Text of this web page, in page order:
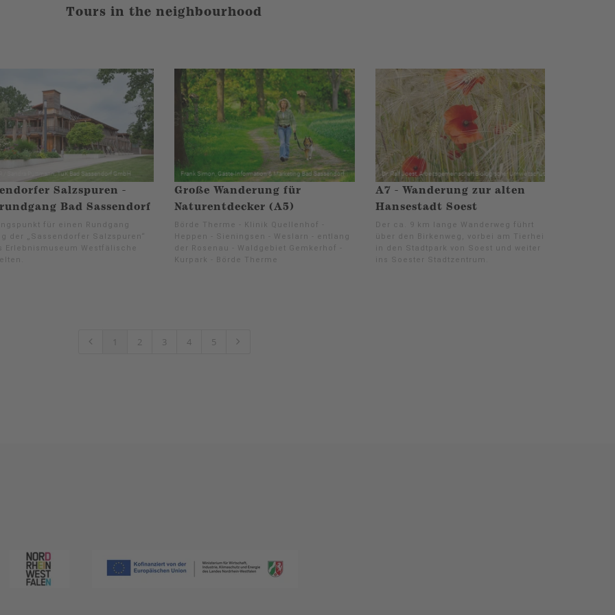
Tours in the neighbourhood
Salzspuren -
Bad Sassendorf
für einen Rundgang
der „Sassendorfer Salzspuren“
Erlebnismuseum Westfälische
Große Wanderung für
Naturentdecker (A5)
Börde Therme - Klinik Quellenhof -
Heppen - Sieningsen - Weslarn - entlang
der Rosenau - Waldgebiet Gemkerhof -
Kurpark - Börde Therme
A7 - Wanderung zur alten
Hansestadt Soest
Der ca. 9 km lange Wanderweg führt
über den Birkenweg, vorbei am Tierheim
in den Stadtpark von Soest und weiter
ins Soester Stadtzentrum.
1 2 3 4 5